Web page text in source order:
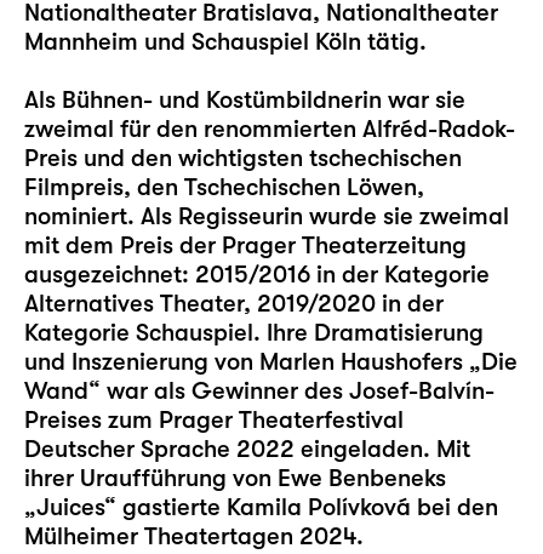
Nationaltheater Bratislava, Nationaltheater
Mannheim und Schauspiel Köln tätig.
Als Bühnen- und Kostümbildnerin war sie
zweimal für den renommierten Alfréd-Radok-
Preis und den wichtigsten tschechischen
Filmpreis, den Tschechischen Löwen,
nominiert. Als Regisseurin wurde sie zweimal
mit dem Preis der Prager Theaterzeitung
ausgezeichnet: 2015/2016 in der Kategorie
Alternatives Theater, 2019/2020 in der
Kategorie Schauspiel. Ihre Dramatisierung
und Inszenierung von Marlen Haushofers „Die
Wand“ war als Gewinner des Josef-Balvín-
Preises zum Prager Theaterfestival
Deutscher Sprache 2022 eingeladen. Mit
ihrer Uraufführung von Ewe Benbeneks
„Juices“ gastierte Kamila Polívková bei den
Mülheimer Theatertagen 2024.